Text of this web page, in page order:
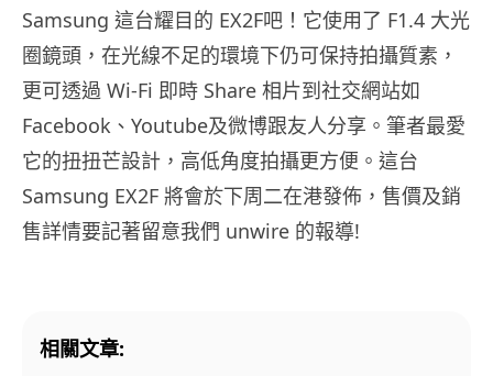
Samsung 這台耀目的 EX2F吧！它使用了 F1.4 大光
圈鏡頭，在光線不足的環境下仍可保持拍攝質素，
更可透過 Wi-Fi 即時 Share 相片到社交網站如
Facebook、 Youtube及微博跟友人分享。筆者最愛
它的扭扭芒設計，高低角度拍攝更方便。這台
Samsung EX2F 將會於下周二在港發佈，售價及銷
售詳情要記著留意我們 unwire 的報導!
相關文章: